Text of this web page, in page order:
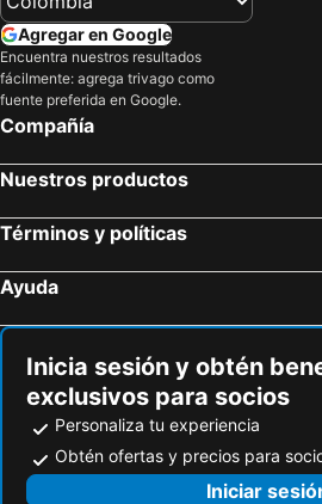
Hoteles en Risaralda
Hoteles en Fuerteventura
Hoteles en Boyacá
Hoteles en Amazonas
Agregar en Google
Encuentra nuestros resultados
fácilmente: agrega trivago como
fuente preferida en Google.
Compañía
Nuestros productos
Términos y políticas
Ayuda
Inicia sesión y obtén
exclusivos para socios
Personaliza tu experiencia
Obtén ofertas y precios para
Iniciar